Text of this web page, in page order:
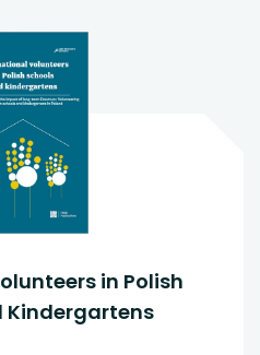
in Polish
Kindergartens